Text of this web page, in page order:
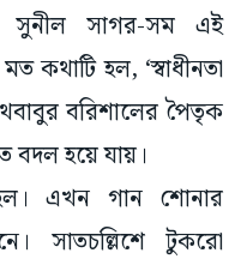
কথাটি হল, ‘স্বাধীনতা
বরিশালের পৈতৃক
বদল হয়ে যায়।
এখন গান শোনার
সাতচল্লিশে টুকরো
অল্প দিনের মধ্যেই